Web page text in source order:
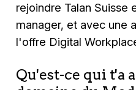
rejoindre Talan Suisse
manager, et avec une
l'offre Digital
Qu'est-ce qui t'a